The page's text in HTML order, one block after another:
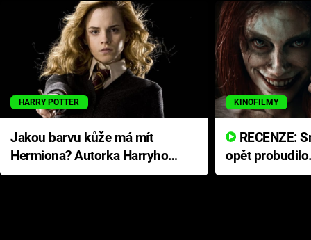
HARRY POTTER
Jakou barvu kůže má mít
Hermiona? Autorka Harryho
Pottera přišla s ráznou
KINOFILMY
opět
přichází s